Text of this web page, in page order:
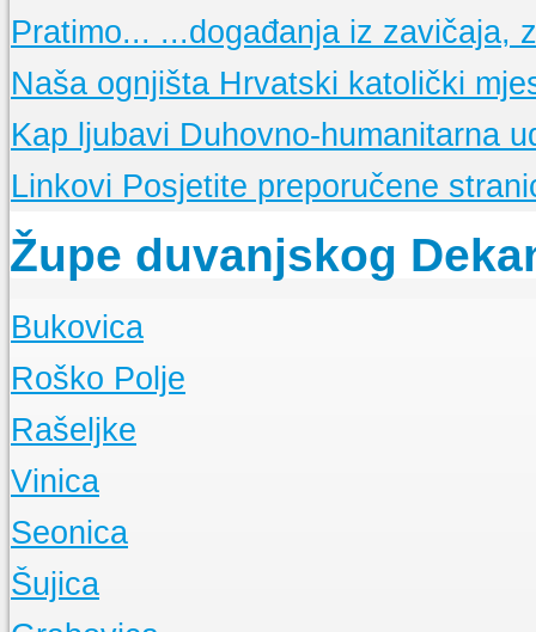
Osnovne molitve
Nedjeljne propovijedi
Pratimo... ...događanja iz zavičaja,
Naša ognjišta Hrvatski katolički
Kap ljubavi Duhovno-humanitarna
Linkovi Posjetite preporučene
Župe duvanjskog
Bukovica
O Župi
Događanja
Roško Polje
O Župi
Događanja
Rašeljke
O Župi
Događanja
Vinica
O Župi
Događanja
Seonica
O Župi
Događanja
Šujica
O Župi